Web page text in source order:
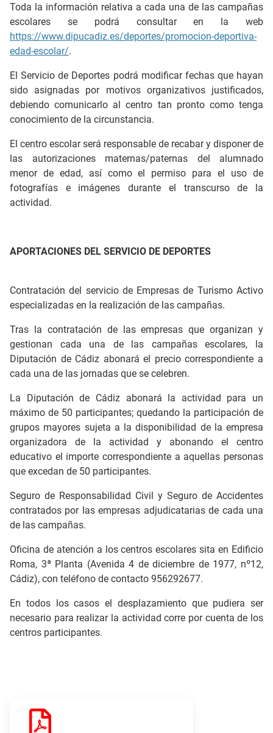
Toda la información relativa a cada una de las campañas
escolares se podrá consultar en la web
https://www.dipucadiz.es/deportes/promocion-deportiva-
edad-escolar/.
El Servicio de Deportes podrá modificar fechas que hayan
sido asignadas por motivos organizativos justificados,
debiendo comunicarlo al centro tan pronto como tenga
conocimiento de la circunstancia.
El centro escolar será responsable de recabar y disponer de
las autorizaciones maternas/paternas del alumnado
menor de edad, así como el permiso para el uso de
fotografías e imágenes durante el transcurso de la
actividad.
APORTACIONES DEL SERVICIO DE DEPORTES
Contratación del servicio de Empresas de Turismo Activo
especializadas en la realización de las campañas.
Tras la contratación de las empresas que organizan y
gestionan cada una de las campañas escolares, la
Diputación de Cádiz abonará el precio correspondiente a
cada una de las jornadas que se celebren.
La Diputación de Cádiz abonará la actividad para un
máximo de 50 participantes; quedando la participación de
grupos mayores sujeta a la disponibilidad de la empresa
organizadora de la actividad y abonando el centro
educativo el importe correspondiente a aquellas personas
que excedan de 50 participantes.
Seguro de Responsabilidad Civil y Seguro de Accidentes
contratados por las empresas adjudicatarias de cada una
de las campañas.
Oficina de atención a los centros escolares sita en Edificio
Roma, 3ª Planta (Avenida 4 de diciembre de 1977, nº12,
Cádiz), con teléfono de contacto 956292677.
En todos los casos el desplazamiento que pudiera ser
necesario para realizar la actividad corre por cuenta de los
centros participantes.